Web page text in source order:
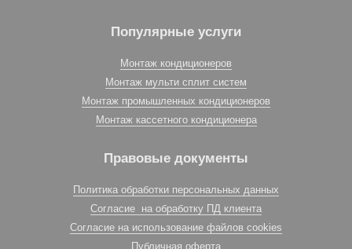
Популярные услуги
Монтаж кондиционеров
Монтаж мульти сплит систем
Монтаж промышленных кондиционеров
Монтаж кассетного кондиционера
Правовые документы
Политика обработки персональных данных
Согласие на обработку ПД клиента
Согласие на использование файлов cookies
Публичная оферта